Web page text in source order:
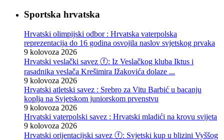
Sportska hrvatska
Hrvatski olimpijski odbor : Hrvatska vaterpolska
reprezentacija do 16 godina osvojila naslov svjetskog prvaka
9 kolovoza 2026
Hrvatski veslački savez ⓕ: Iz Veslačkog kluba Iktus i
rasadnika veslača Krešimira Ižakovića dolaze ...
9 kolovoza 2026
Hrvatski atletski savez : Srebro za Vitu Barbić u bacanju
koplja na Svjetskom juniorskom prvenstvu
9 kolovoza 2026
Hrvatski vaterpolski savez : Hrvatski mladići na krovu svijeta
9 kolovoza 2026
Hrvatski orijentacijski savez ⓕ: Svjetski kup u blizini Vyššog